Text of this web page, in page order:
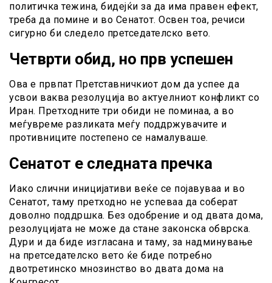
политичка тежина, бидејќи за да има правен ефект,
треба да помине и во Сенатот. Освен тоа, речиси
сигурно би следело претседателско вето.
Четврти обид, но прв успешен
Ова е првпат Претставничкиот дом да успее да
усвои ваква резолуција во актуелниот конфликт со
Иран. Претходните три обиди не поминаа, а во
меѓувреме разликата меѓу поддржувачите и
противниците постепено се намалуваше.
Сенатот е следната пречка
Иако слични иницијативи веќе се појавуваа и во
Сенатот, таму претходно не успеваа да соберат
доволно поддршка. Без одобрение и од двата дома,
резолуцијата не може да стане законска обврска.
Дури и да биде изгласана и таму, за надминување
на претседателско вето ќе биде потребно
двотретинско мнозинство во двата дома на